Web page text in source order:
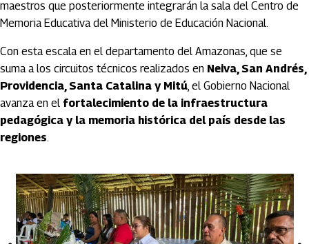
maestros que posteriormente integrarán la sala del Centro de
Memoria Educativa del Ministerio de Educación Nacional.
Con esta escala en el departamento del Amazonas, que se
suma a los circuitos técnicos realizados en Neiva, San Andrés,
Providencia, Santa Catalina y Mitú, el Gobierno Nacional
avanza en el fortalecimiento de la infraestructura
pedagógica y la memoria histórica del país desde las
regiones.